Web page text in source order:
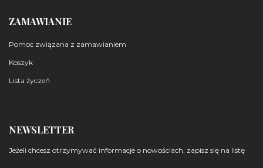
ZAMAWIANIE
Pomoc związana z zamawianiem
Koszyk
Lista życzeń
NEWSLETTER
Jeżeli chcesz otrzymywać informacje o nowościach, zapisz się na listę